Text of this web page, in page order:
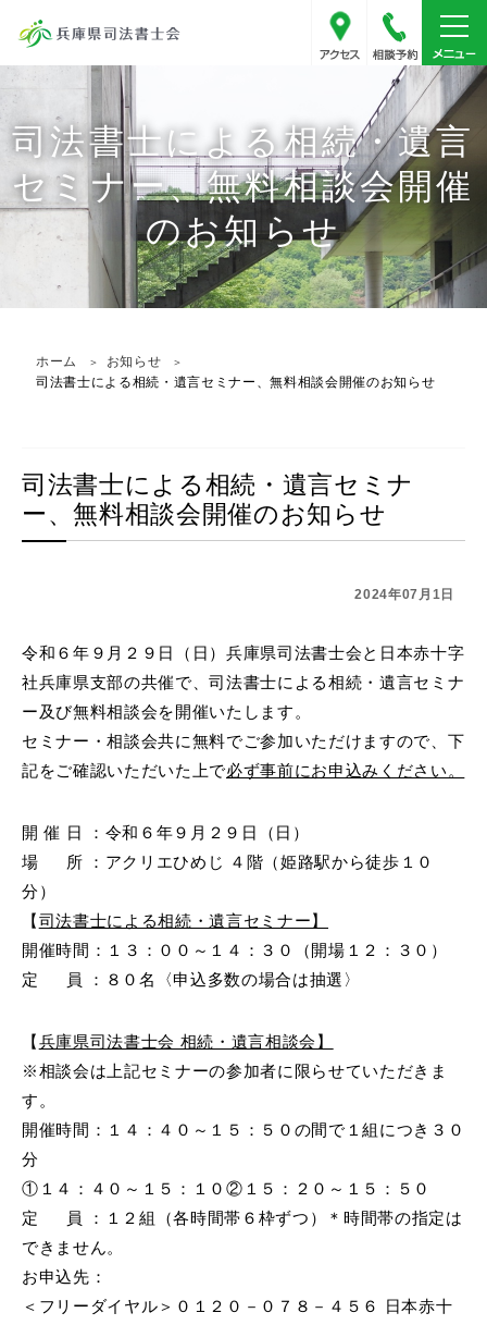
アクセス 078-
司法書士による相続・遺言
セミナー、無料相談会開催
のお知らせ
ホーム
お知らせ
司法書士による相続・遺言セミナー、無料相談会開催のお知らせ
司法書士による相続・遺言セミナ
ー、無料相談会開催のお知らせ
2024年07月1日
令和６年９月２９日（日）兵庫県司法書士会と日本赤十字
社兵庫県支部の共催で、司法書士による相続・遺言セミナ
ー及び無料相談会を開催いたします。
セミナー・相談会共に無料でご参加いただけますので、下
記をご確認いただいた上で必ず事前にお申込みください。
開 催 日 ：令和６年９月２９日（日）
場 所 ：アクリエひめじ ４階（姫路駅から徒歩１０
分）
【司法書士による相続・遺言セミナー】
開催時間：１３：００～１４：３０（開場１２：３０）
定 員 ：８０名〈申込多数の場合は抽選〉
【兵庫県司法書士会 相続・遺言相談会】
※相談会は上記セミナーの参加者に限らせていただきま
す。
開催時間：１４：４０～１５：５０の間で１組につき３０
分
①１４：４０～１５：１０②１５：２０～１５：５０
定 員 ：１２組（各時間帯６枠ずつ）
＊時間帯の指定は
できません。
お申込先：
＜フリーダイヤル＞０１２０－０７８－４５６ 日本赤十